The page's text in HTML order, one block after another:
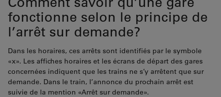
fonctionne selon le principe de
l’arrêt sur demande?
Dans les horaires, ces arrêts sont identifiés par le symbole
«x». Les affiches horaires et les écrans de départ des gares
concernées indiquent que les trains ne s’y arrêtent que sur
demande. Dans le train, l’annonce du prochain arrêt est
suivie de la mention «Arrêt sur demande».